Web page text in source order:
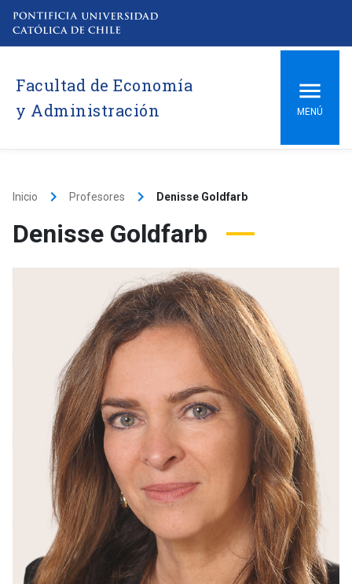
Facultad de Economía
y Administración
MENÚ
Inicio keyboard_arrow_right Profesores keyboard_arrow_right Denisse Goldfarb
Denisse Goldfarb